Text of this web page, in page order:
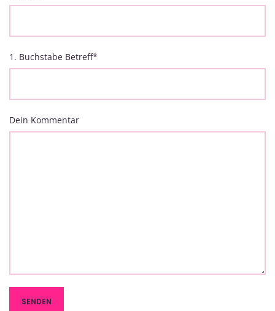
1. Buchstabe Betreff*
Dein Kommentar